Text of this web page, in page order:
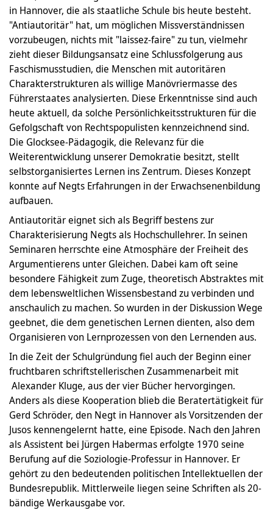
in Hannover, die als staatliche Schule bis heute besteht.
"Antiautoritär" hat, um möglichen Missverständnissen
vorzubeugen, nichts mit "laissez-faire" zu tun, vielmehr
zieht dieser Bildungsansatz eine Schlussfolgerung aus
Faschismusstudien, die Menschen mit autoritären
Charakterstrukturen als willige Manövriermasse des
Führerstaates analysierten. Diese Erkenntnisse sind auch
heute aktuell, da solche Persönlichkeitsstrukturen für die
Gefolgschaft von Rechtspopulisten kennzeichnend sind.
Die Glocksee-Pädagogik, die Relevanz für die
Weiterentwicklung unserer Demokratie besitzt, stellt
selbstorganisiertes Lernen ins Zentrum. Dieses Konzept
konnte auf Negts Erfahrungen in der Erwachsenenbildung
aufbauen.
Antiautoritär eignet sich als Begriff bestens zur
Charakterisierung Negts als Hochschullehrer. In seinen
Seminaren herrschte eine Atmosphäre der Freiheit des
Argumentierens unter Gleichen. Dabei kam oft seine
besondere Fähigkeit zum Zuge, theoretisch Abstraktes mit
dem lebensweltlichen Wissensbestand zu verbinden und
anschaulich zu machen. So wurden in der Diskussion Wege
geebnet, die dem genetischen Lernen dienten, also dem
Organisieren von Lernprozessen von den Lernenden aus.
In die Zeit der Schulgründung fiel auch der Beginn einer
fruchtbaren schriftstellerischen Zusammenarbeit mit
Alexander Kluge, aus der vier Bücher hervorgingen.
Anders als diese Kooperation blieb die Beratertätigkeit für
Gerd Schröder, den Negt in Hannover als Vorsitzenden der
Jusos kennengelernt hatte, eine Episode. Nach den Jahren
als Assistent bei Jürgen Habermas erfolgte 1970 seine
Berufung auf die Soziologie-Professur in Hannover. Er
gehört zu den bedeutenden politischen Intellektuellen der
Bundesrepublik. Mittlerweile liegen seine Schriften als 20-
bändige Werkausgabe vor.